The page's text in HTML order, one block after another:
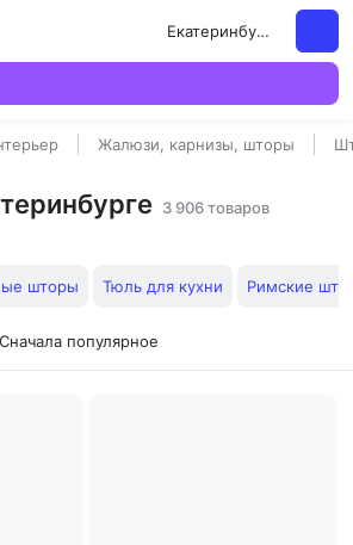
Екатеринбург
Жалюзи, карнизы, шторы
3 906 товаров
шторы Тюль для кухни Римские
Сначала популярное